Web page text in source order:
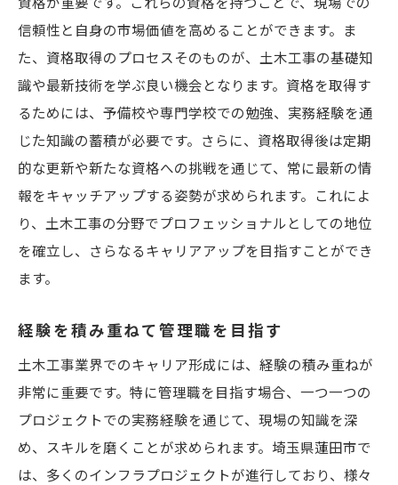
信頼性と自身の市場価値を高めることができます。ま
た、資格取得のプロセスそのものが、土木工事の基礎知
識や最新技術を学ぶ良い機会となります。資格を取得す
るためには、予備校や専門学校での勉強、実務経験を通
じた知識の蓄積が必要です。さらに、資格取得後は定期
的な更新や新たな資格への挑戦を通じて、常に最新の情
報をキャッチアップする姿勢が求められます。これによ
り、土木工事の分野でプロフェッショナルとしての地位
を確立し、さらなるキャリアアップを目指すことができ
ます。
経験を積み重ねて管理職を目指す
土木工事業界でのキャリア形成には、経験の積み重ねが
非常に重要です。特に管理職を目指す場合、一つ一つの
プロジェクトでの実務経験を通じて、現場の知識を深
め、スキルを磨くことが求められます。埼玉県蓮田市で
は、多くのインフラプロジェクトが進行しており、様々